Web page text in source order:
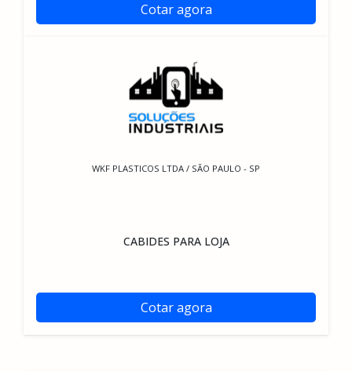
Cotar agora
WKF PLASTICOS LTDA / SÃO PAULO - SP
CABIDES PARA LOJA
Cotar agora